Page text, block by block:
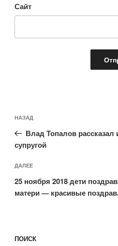
Сайт
по
записям
Предыдущая
запись:
НАЗАД
Влад Топалов
супругой
Следующая
запись
ДАЛЕЕ
25 ноября 2018 дети
матери — красивые
ПОИСК